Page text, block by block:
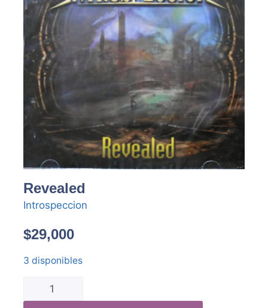
Revealed
Introspeccion
$29,000
3 disponibles